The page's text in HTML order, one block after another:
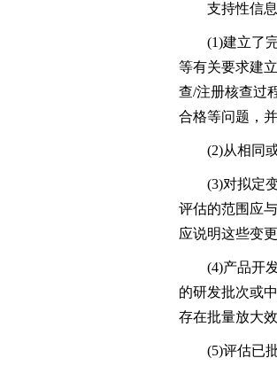
支持性信息
(1)建立了完
等有关要求建
查/注册核查过
合格等问题，
(2)从相同或
(3)对拟定变
评估的范围应
应说明这些变
(4)产品开发
的研发批次或
存在批量放大
(5)评估已批